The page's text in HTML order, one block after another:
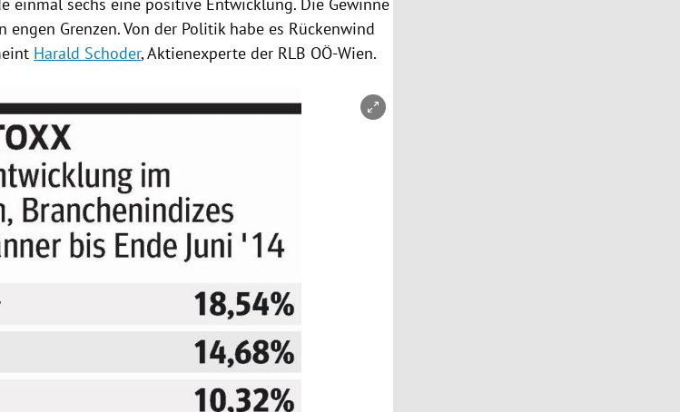
einmal sechs eine positive Entwicklung. Die Gewinne
Grenzen. Von der Politik habe es Rückenwind
Harald Schoder, Aktienexperte der RLB OÖ-Wien.